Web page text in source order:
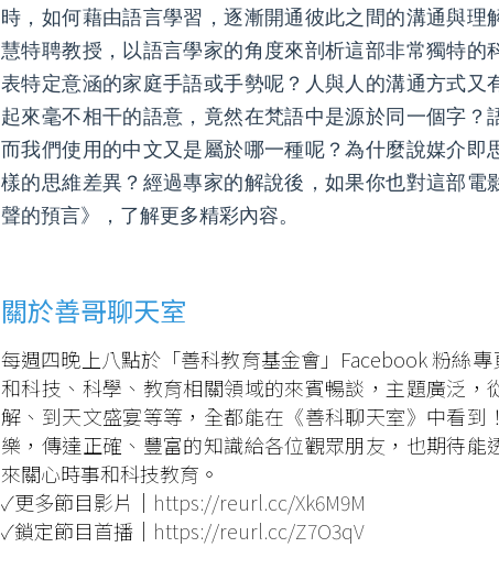
時，如何藉由語言學習，逐漸開通彼此之間的溝通與
慧特聘教授，以語言學家的角度來剖析這部非常獨特
表特定意涵的家庭手語或手勢呢？人與人的溝通方式
起來毫不相干的語意，竟然在梵語中是源於同一個字？
而我們使用的中文又是屬於哪一種呢？為什麼說媒介
樣的思維差異？經過專家的解說後，如果你也對這部電
聲的預言》，了解更多精彩內容。
關於善哥聊天室
每週四晚上八點於「善科教育基金會」Facebook 粉絲
和科技、科學、教育相關領域的來賓暢談，主題廣泛
解、到天文盛宴等等，全都能在《善科聊天室》中看
樂，傳達正確、豐富的知識給各位觀眾朋友，也期待
來關心時事和科技教育。
✓更多節目影片｜ https://reurl.cc/Xk6M9M
✓鎖定節目首播｜ https://reurl.cc/Z7O3qV